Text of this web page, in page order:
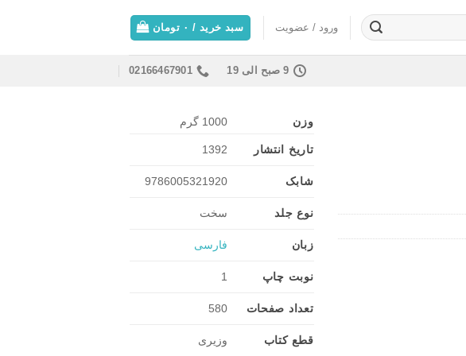
ورود / عضویت سبد خرید / ۰ تومان
9 صبح الی 19 02166467901
وزن 1000 گرم
تاریخ انتشار 1392
شابک 9786005321920
نوع جلد سخت
زبان فارسی
نوبت چاپ 1
تعداد صفحات 580
قطع کتاب وزیری